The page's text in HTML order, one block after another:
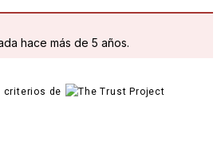
hace más de 5 años.
criterios de